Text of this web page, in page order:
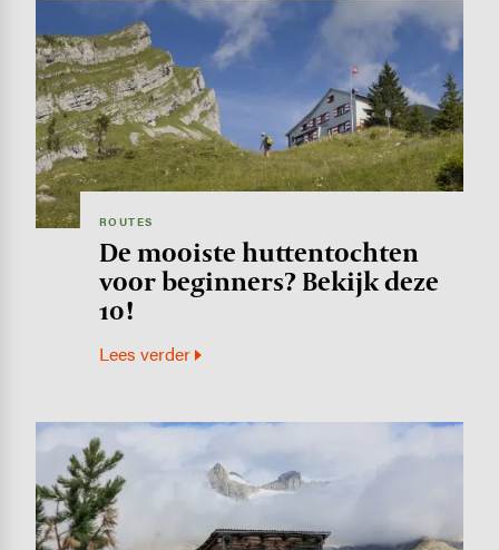
ROUTES
De mooiste huttentochten
voor beginners? Bekijk deze
10!
Lees verder
Image